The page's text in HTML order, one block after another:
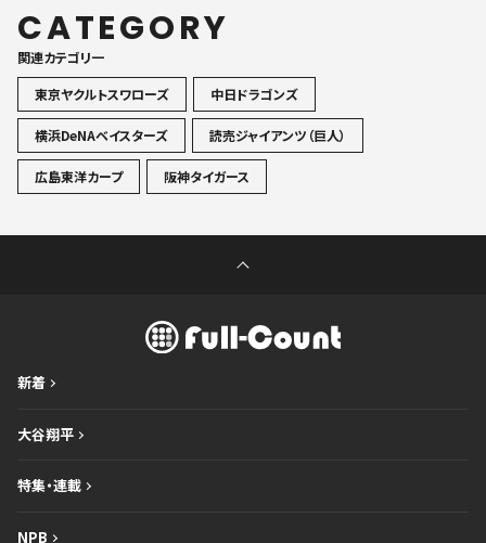
CATEGORY
関連カテゴリ一
東京ヤクルトスワローズ
中日ドラゴンズ
横浜DeNAベイスターズ 読売ジャイアンツ（巨人）
広島東洋カープ 阪神タイガース
新着
大谷翔平
特集・連載
NPB